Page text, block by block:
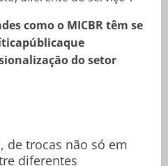
como o MICBR têm se
do setor
de trocas não só em
diferentes